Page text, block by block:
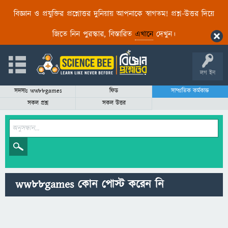
বিজ্ঞান ও প্রযুক্তির প্রশ্নোত্তর দুনিয়ায় আপনাকে স্বাগতম! প্রশ্ন-উত্তর দিয়ে
জিতে নিন পুরস্কার, বিস্তারিত এখানেদেখুন।
লগ ইন
সদস্যঃ ww88games ফিড
সাম্প্রতিক কর্মকান্ড
সকল প্রশ্ন
সকল উত্তর
ww88games কোন পোস্ট করেন নি